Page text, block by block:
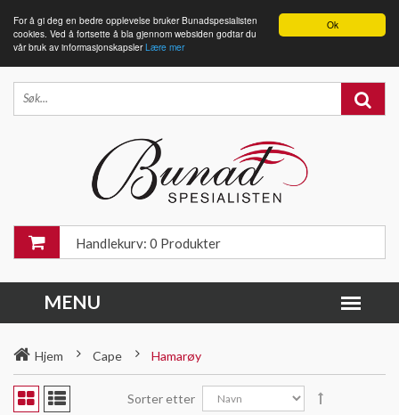
Ok
For å gi deg en bedre opplevelse bruker Bunadspesialisten
cookies. Ved å fortsette å bla gjennom websiden godtar du
vår bruk av informasjonskapslerLære mer
Handlekurv: 0 Produkter
Hjem Cape Hamarøy
Sorter etter